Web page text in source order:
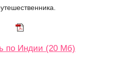
по Индии (20 Мб)